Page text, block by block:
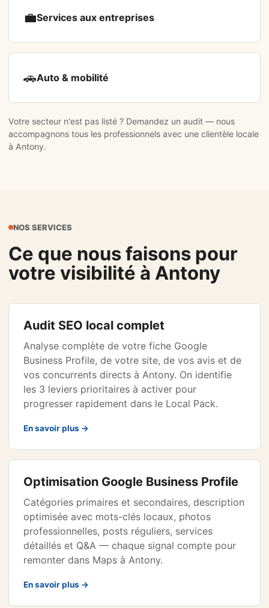
💼Services aux entreprises
🚗Auto & mobilité
Votre secteur n'est pas listé ? Demandez un audit — nous
accompagnons tous les professionnels avec une clientèle locale
à Antony.
NOS SERVICES
Ce que nous faisons pour
votre visibilité à Antony
Audit SEO local complet
Analyse complète de votre fiche Google
Business Profile, de votre site, de vos avis et de
vos concurrents directs à Antony. On identifie
les 3 leviers prioritaires à activer pour
progresser rapidement dans le Local Pack.
En savoir plus →
Optimisation Google Business Profile
Catégories primaires et secondaires, description
optimisée avec mots-clés locaux, photos
professionnelles, posts réguliers, services
détaillés et Q&A — chaque signal compte pour
remonter dans Maps à Antony.
En savoir plus →